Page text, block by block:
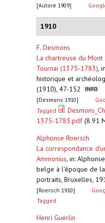
[Autore 1909]
1910
F. Desmons
La chartreuse du Mont
Tournai (1375-1783),
historique et
(1910), 47-152
[Desmons 1910]
Tagged
1375-1783.pdf(8.91
Alphonse Roersch
La correspondance
Ammonius, in:
belge à l'époque de la
portraits, Bruxelles,
[Roersch 1910]
Tagged
Henri Guerlin